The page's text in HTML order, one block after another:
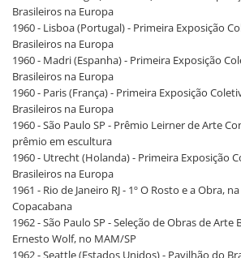
Brasileiros na Europa
1960 - Lisboa (Portugal) - Primeira Exposição
Brasileiros na Europa
1960 - Madri (Espanha) - Primeira Exposição
Brasileiros na Europa
1960 - Paris (França) - Primeira Exposição
Brasileiros na Europa
1960 - São Paulo SP - Prêmio Leirner de Arte
prêmio em escultura
1960 - Utrecht (Holanda) - Primeira Exposição
Brasileiros na Europa
1961 - Rio de Janeiro RJ - 1º O Rosto e a Obra,
Copacabana
1962 - São Paulo SP - Seleção de Obras de Arte
Ernesto Wolf, no MAM/SP
1962 - Seattle (Estados Unidos) - Pavilhão do